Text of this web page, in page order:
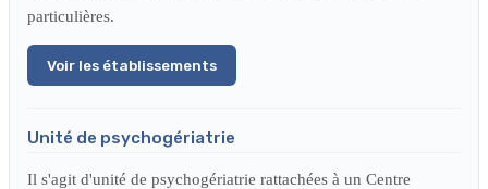
particulières.
Voir les établissements
Unité de psychogériatrie
Il s'agit d'unité de psychogériatrie rattachées à un Centre